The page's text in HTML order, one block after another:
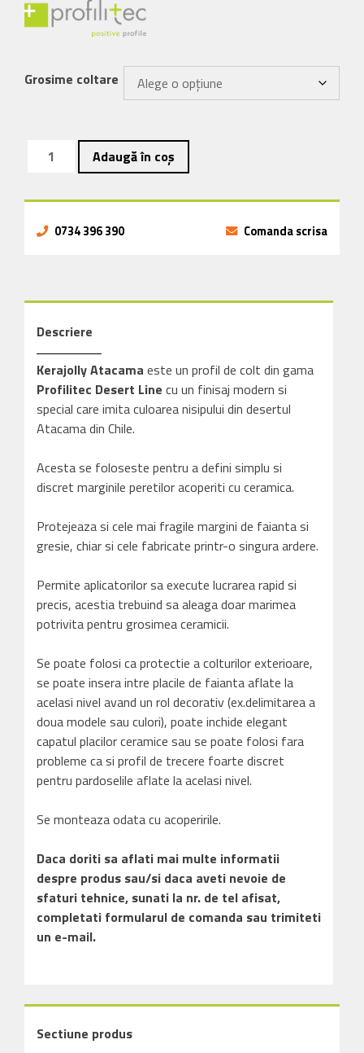
Grosime coltare
Cantitate
aluminiu
colectia
KJ-
A06
Adaugă în coș
0734 396 390 Comanda scrisa
Sectiune produs
Descriere
Kerajolly Atacama este un profil de colt din gama
Profilitec Desert Line cu un finisaj modern si
special care imita culoarea nisipului din desertul
Atacama din Chile.
Acesta se foloseste pentru a defini simplu si
discret marginile peretilor acoperiti cu ceramica.
Protejeaza si cele mai fragile margini de faianta si
gresie, chiar si cele fabricate printr-o singura ardere.
Permite aplicatorilor sa execute lucrarea rapid si
precis, acestia trebuind sa aleaga doar marimea
potrivita pentru grosimea ceramicii.
Se poate folosi ca protectie a colturilor exterioare,
se poate insera intre placile de faianta aflate la
acelasi nivel avand un rol decorativ (ex.delimitarea a
doua modele sau culori), poate inchide elegant
capatul placilor ceramice sau se poate folosi fara
probleme ca si profil de trecere foarte discret
pentru pardoselile aflate la acelasi nivel.
Se monteaza odata cu acoperirile.
Daca doriti sa aflati mai multe informatii
despre produs sau/si daca aveti nevoie de
sfaturi tehnice, sunati la nr. de tel afisat,
completati formularul de comanda sau trimiteti
un e-mail.